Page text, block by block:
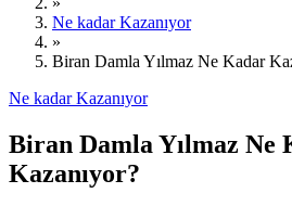
Ne kadar Kazanıyor
»
Biran Damla Yılmaz Ne Kadar
Ne kadar Kazanıyor
Biran Damla Yılmaz Ne
Kazanıyor?